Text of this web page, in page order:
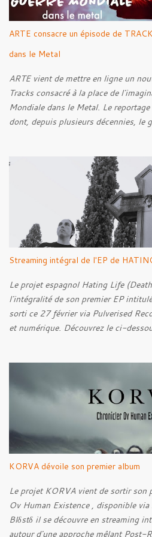
ARTE consacre un épisode de
dans le Metal
ARTE vient de mettre en ligne un
Tracks consacré à la place de
Mondiale dans le Metal. Le
dont, depuis plusieurs décennies, le
cette réflexion, Tracks est allé à la
Kanonenfieber ) et de Dmytro
leur intérêt pour la Première Guerre
donne également la parole au
Kohlmannslehner, collaborateur de
Ralf Raths, directeur du Musée
afin d'interroger plus largement la
dans l'esthétique et l'imaginaire du
découvrir ci-dessous :
Streaming intégral de l'EP de
Le projet espagnol Hating Life
l'intégralité de son premier EP
sorti ce 27 février via Pulverised
et numérique. Découvrez le ci-
Sense Of Fear
KORVA dévoile son premier album
Le projet KORVA vient de sortir son
Ov Human Existence , disponible
Blδstδ il se découvre en streaming
autour d'une approche mêlant Post-